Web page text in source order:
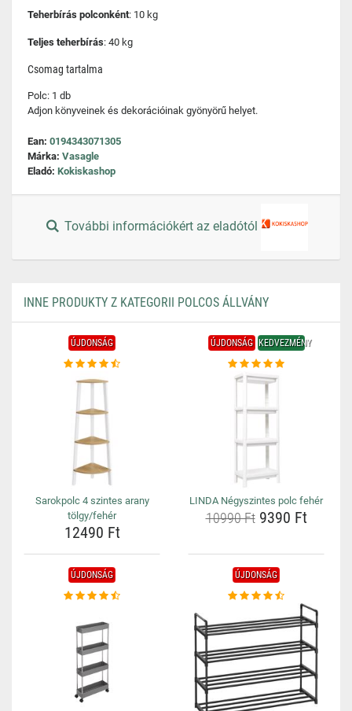
Teherbírás polconként: 10 kg
Teljes teherbírás: 40 kg
Csomag tartalma
Polc: 1 db
Adjon könyveinek és dekorációinak gyönyörű helyet.
Ean: 0194343071305
Márka: Vasagle
Eladó: Kokiskashop
További információkért az eladótól
INNE PRODUKTY Z KATEGORII POLCOS ÁLLVÁNY
ÚJDONSÁG
Sarokpolc 4 szintes arany
tölgy/fehér
12490 Ft
ÚJDONSÁG KEDVEZMÉNY
LINDA Négyszintes polc fehér
10990 Ft9390 Ft
ÚJDONSÁG ÚJDONSÁG